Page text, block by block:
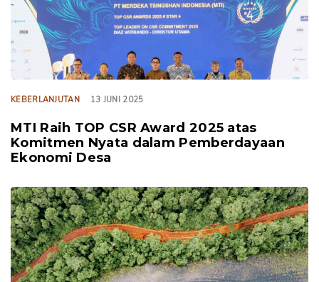
KEBERLANJUTAN 13 JUNI 2025
MTI Raih TOP CSR Award 2025 atas
Komitmen Nyata dalam Pemberdayaan
Ekonomi Desa
TAGS